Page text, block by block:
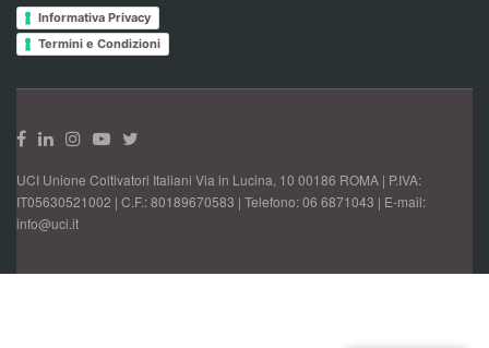
Informativa Privacy
Termini e Condizioni
UCI Unione Coltivatori Italiani Via in Lucina, 10 00186 ROMA | P.IVA:
IT05630521002 | C.F.: 80189670583 | Telefono: 06 6871043 | E-mail:
info@uci.it